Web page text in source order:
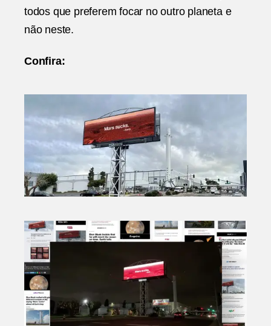
todos que preferem focar no outro planeta e
não neste.
Confira: